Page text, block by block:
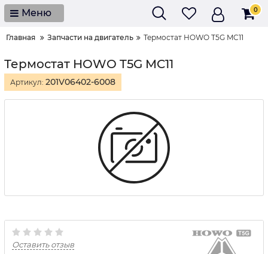
Меню 0
Главная Запчасти на двигатель Термостат HOWO T5G MC11
Термостат HOWO T5G MC11
Артикул: 201V06402-6008
Оставить отзыв